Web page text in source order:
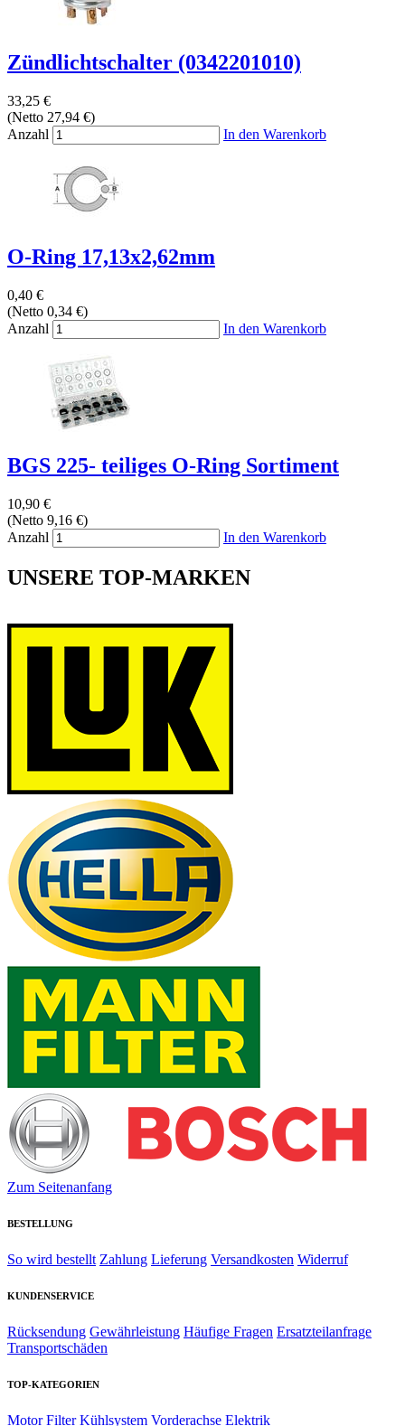
Zündlichtschalter (0342201010)
33,25 €
(Netto 27,94 €)
Anzahl
In den Warenkorb
O-Ring 17,13x2,62mm
0,40 €
(Netto 0,34 €)
Anzahl
In den Warenkorb
BGS 225- teiliges O-Ring Sortiment
10,90 €
(Netto 9,16 €)
Anzahl
In den Warenkorb
UNSERE TOP-MARKEN
Zum Seitenanfang
BESTELLUNG
So wird bestellt Zahlung Lieferung Versandkosten Widerruf
KUNDENSERVICE
Rücksendung Gewährleistung Häufige Fragen Ersatzteilanfrage
Transportschäden
TOP-KATEGORIEN
Motor Filter Kühlsystem Vorderachse Elektrik